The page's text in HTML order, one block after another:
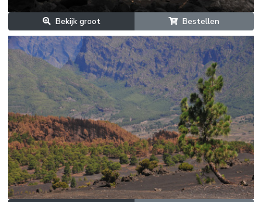
Bekijk groot Bestellen